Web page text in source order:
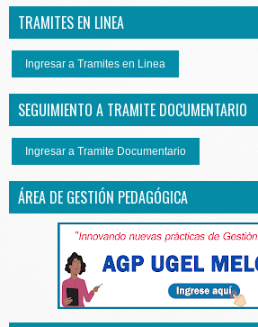
TRAMITES EN LINEA
Ingresar a Tramites en Linea
SEGUIMIENTO A TRAMITE DOCUMENTARIO
Ingresar a Tramite Documentario
ÁREA DE GESTIÓN PEDAGÓGICA